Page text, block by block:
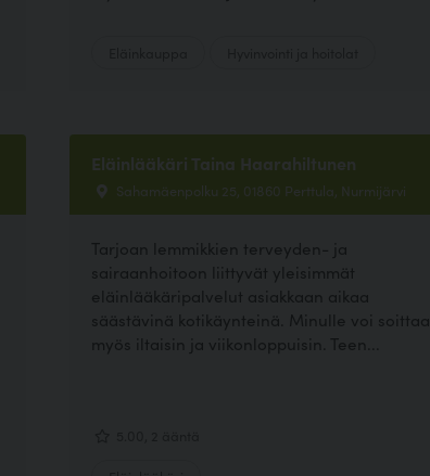
Eläinlääkäri Taina Haarahiltunen
Sahamäenpolku 25, 01860 Perttula, Nurmijärvi
Tarjoan lemmikkien terveyden- ja
sairaanhoitoon liittyvät yleisimmät
eläinlääkäripalvelut asiakkaan aikaa
säästävinä kotikäynteinä. Minulle voi soittaa
myös iltaisin ja viikonloppuisin. Teen...